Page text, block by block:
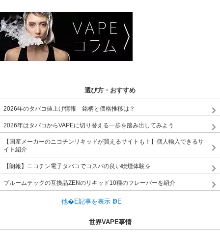
選び方・おすすめ
2026年のタバコ値上げ情報 銘柄と価格推移は？
2026年はタバコからVAPEに切り替える一歩を踏み出してみよう
【国産メーカーのニコチンリキッドが買えるサイトも！】個人輸入できるサ
イト紹介
【朗報】ニコチン電子タバコでコスパの良い喫煙体験を
プルームテックの互換品ZENのリキッド10種のフレーバーを紹介
世界VAPE事情